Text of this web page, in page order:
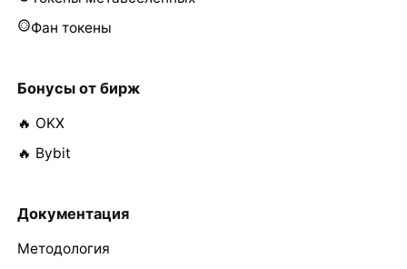
Фан токены
Бонусы от бирж
🔥 OKX
🔥 Bybit
Документация
Методология